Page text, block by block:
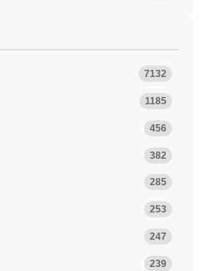
7132
1185
456
382
285
253
247
239